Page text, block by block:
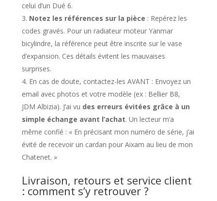
celui d’un Dué 6.
Notez les références sur la pièce : Repérez les
codes gravés. Pour un radiateur moteur Yanmar
bicylindre, la référence peut être inscrite sur le vase
d’expansion. Ces détails évitent les mauvaises
surprises.
En cas de doute, contactez-les AVANT : Envoyez un
email avec photos et votre modèle (ex : Bellier B8,
JDM Albizia). J’ai vu des erreurs évitées grâce à un
simple échange avant l’achat. Un lecteur m’a
même confié : « En précisant mon numéro de série, j’ai
évité de recevoir un cardan pour Aixam au lieu de mon
Chatenet. »
Livraison, retours et service client
: comment s’y retrouver ?